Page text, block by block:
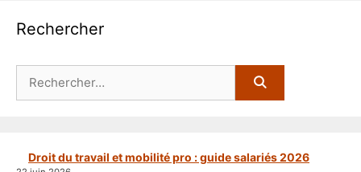
Rechercher
Droit du travail et mobilité pro : guide salariés 2026